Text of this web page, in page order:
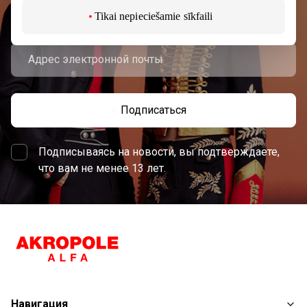
Tikai nepieciešamie sīkfaili
Подписаться
Подписываясь на новости, вы подтверждаете,
что вам не менее 13 лет.
Навигация